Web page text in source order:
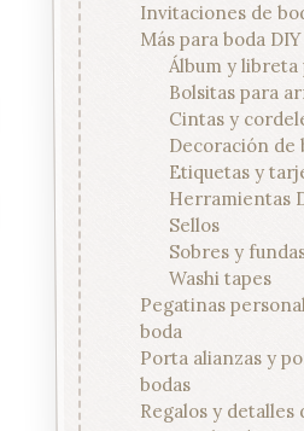
Invitaciones de
Más para boda DIY
Álbum y
Bolsitas para
Cintas y
Decoración de
Etiquetas y
Herramientas
Sellos
Sobres y
Washi tapes
Pegatinas
boda
Porta alianzas y
bodas
Regalos y detalles